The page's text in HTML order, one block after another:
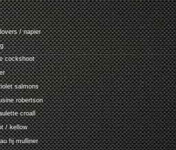
/ napier
cockshoot
salmons
robertson
croall
/ kellow
hj mulliner